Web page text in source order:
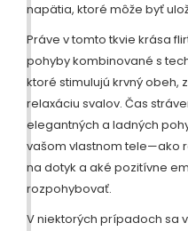
napätia, ktoré môže byť
Práve v tomto tkvie krása
pohyby kombinované s
ktoré stimulujú krvný obeh,
relaxáciu svalov. Čas
elegantných a ladných
vašom vlastnom tele—ako
na dotyk a aké pozitívne
rozpohybovať.
V niektorých prípadoch sa